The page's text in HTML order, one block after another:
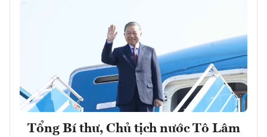
Tổng Bí thư, Chủ tịch nước Tô Lâm